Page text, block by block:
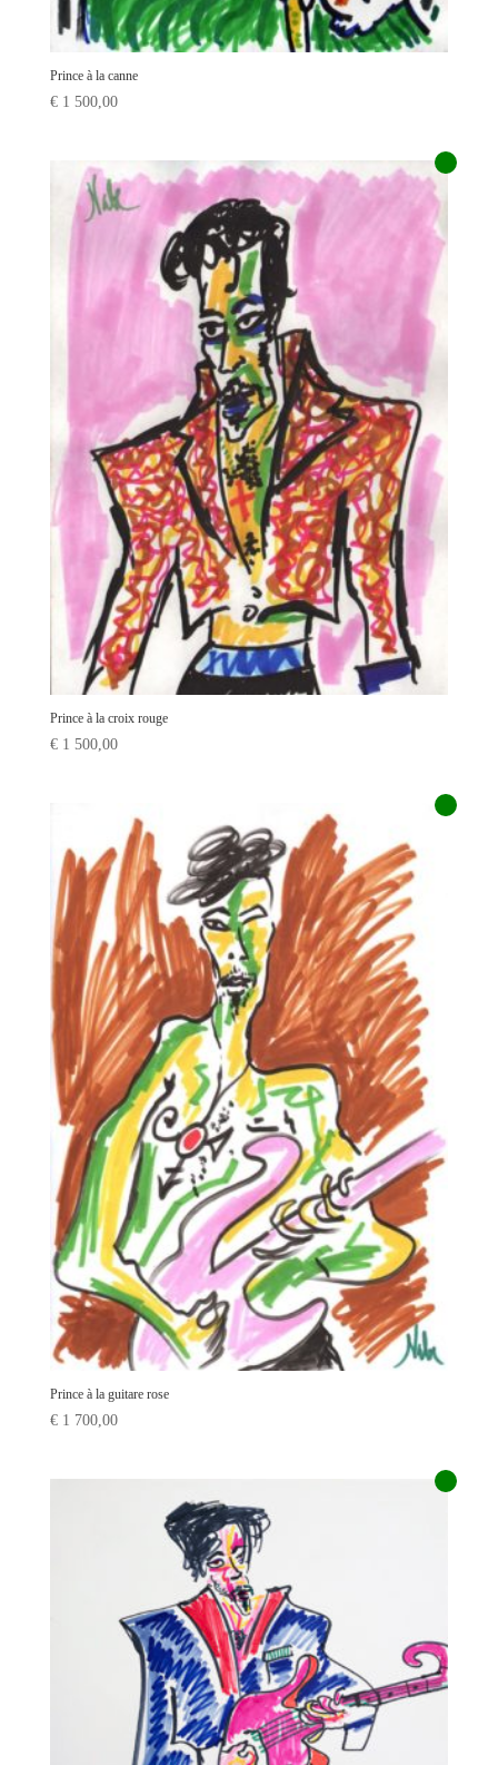
Prince à la canne
€1 500,00
Prince à la croix rouge
€1 500,00
Prince à la guitare rose
€1 700,00